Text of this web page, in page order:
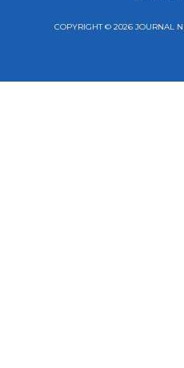
COPYRIGHT © 2026 JOURNAL